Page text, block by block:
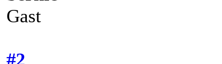
Gast
#2